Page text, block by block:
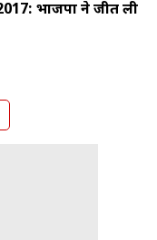
भाजपा ने जीत ली